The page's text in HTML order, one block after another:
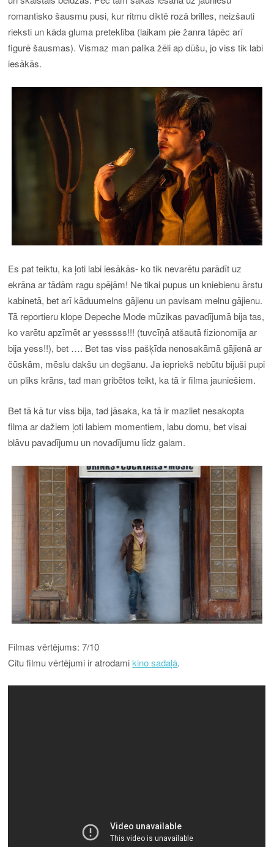
romantisko šausmu pusi, kur ritmu diktē rozā brilles, neizšauti
rieksti un kāda gluma preteklība (laikam pie žanra tāpēc arī
figurē šausmas). Vismaz man palika žēli ap dūšu, jo viss tik labi
iesākās.
Es pat teiktu, ka ļoti labi iesākās- ko tik nevarētu parādīt uz
ekrāna ar tādām ragu spējām! Ne tikai pupus un kniebienu ārstu
kabinetā, bet arī kāduumelns gājienu un pavisam melnu gājienu.
Tā reportieru klope Depeche Mode mūzikas pavadījumā bija tas,
ko varētu apzīmēt ar yesssss!!! (tuvcīņā atšautā fizionomija ar
bija yess!!), bet …. Bet tas viss pašķīda nenosakāmā gājienā ar
čūskām, mēslu dakšu un degšanu. Ja iepriekš nebūtu bijuši pupi
un pliks krāns, tad man gribētos teikt, ka tā ir filma jauniešiem.
Bet tā kā tur viss bija, tad jāsaka, ka tā ir mazliet nesakopta
filma ar dažiem ļoti labiem momentiem, labu domu, bet visai
blāvu pavadījumu un novadījumu līdz galam.
Filmas vērtējums: 7/10
Citu filmu vērtējumi ir atrodamikino sadaļā.